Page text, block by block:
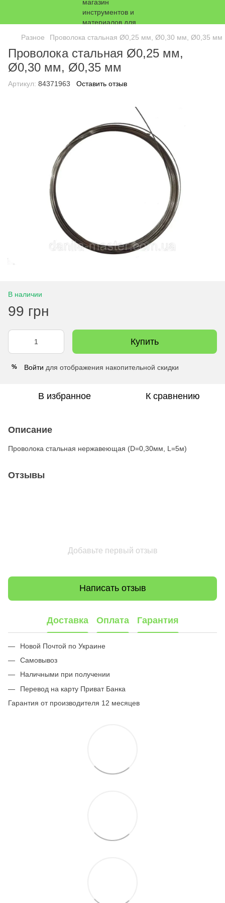
Разное Проволока стальная Ø0,25 мм, Ø0,30 мм, Ø0,35 мм
Проволока стальная Ø0,25 мм,
Ø0,30 мм, Ø0,35 мм
Артикул: 84371963 Оставить отзыв
В наличии
99 грн
Купить
% Войти для отображения накопительной скидки
В избранное К сравнению
Описание
Проволока стальная нержавеющая (D=0,30мм, L=5м)
Отзывы
Добавьте первый отзыв
Написать отзыв
Доставка Оплата Гарантия
Новой Почтой по Украине
Самовывоз
Наличными при получении
Перевод на карту Приват Банка
Гарантия от производителя 12 месяцев